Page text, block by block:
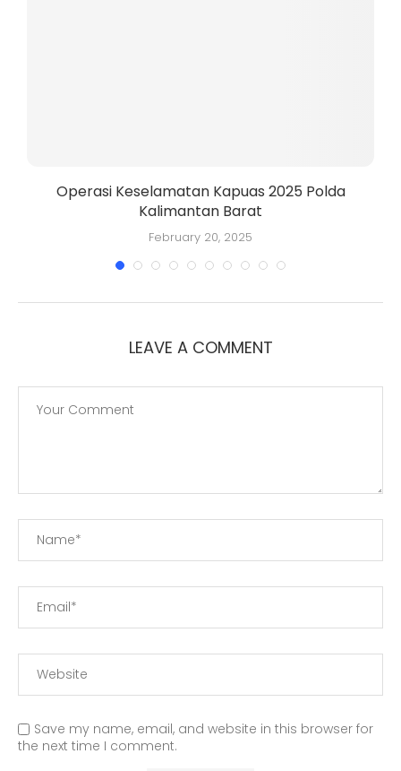
Operasi Keselamatan Kapuas 2025 Polda
Kalimantan Barat
February 20, 2025
LEAVE A COMMENT
Save my name, email, and website in this browser for
the next time I comment.